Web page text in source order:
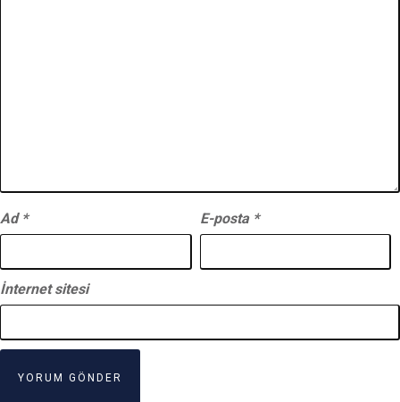
Ad * E-posta *
İnternet sitesi